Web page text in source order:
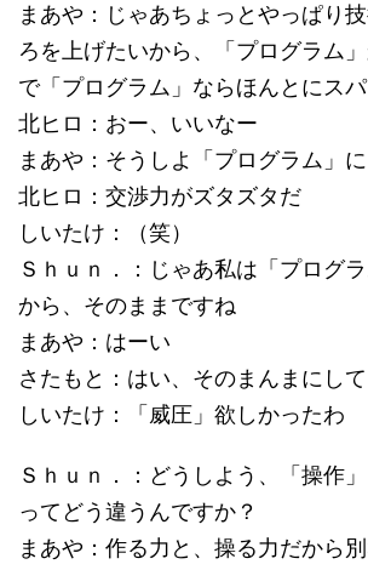
まあや：じゃあちょっとやっぱり
ろを上げたいから、「プログラム」
で「プログラム」ならほんとにス
北ヒロ：おー、いいなー
まあや：そうしよ「プログラム」に
北ヒロ：交渉力がズタズタだ
しいたけ：（笑）
Ｓｈｕｎ．：じゃあ私は「プログ
から、そのままですね
まあや：はーい
さたもと：はい、そのまんまにし
しいたけ：「威圧」欲しかったわ
Ｓｈｕｎ．：どうしよう、「操作」
ってどう違うんですか？
まあや：作る力と、操る力だから